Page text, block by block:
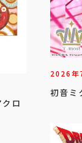
ロ
2026年
初音